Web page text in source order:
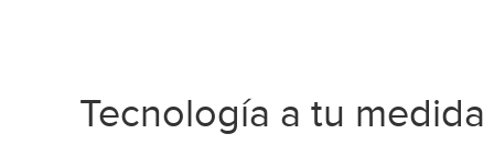
Tecnología a tu medida